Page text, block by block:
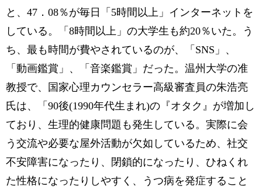
と、47．08％が毎日「5時間以上」インターネットを
している。「8時間以上」の大学生も約20％いた。う
ち、最も時間が費やされているのが、「SNS」、
「動画鑑賞」、「音楽鑑賞」だった。温州大学の准
教授で、国家心理カウンセラー高級審査員の朱浩亮
氏は、「90後(1990年代生まれ)の『オタク』が増加し
ており、生理的健康問題も発生している。実際に会
う交流や必要な屋外活動が欠如しているため、社交
不安障害になったり、閉鎖的になったり、ひねくれ
た性格になったりしやすく、うつ病を発症すること